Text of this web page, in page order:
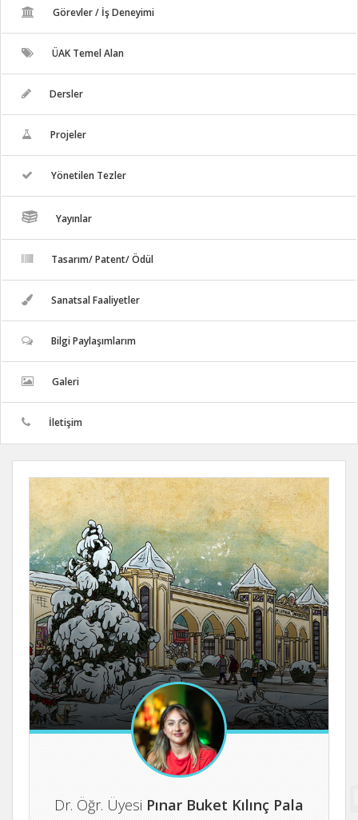
Görevler / İş Deneyimi
ÜAK Temel Alan
Dersler
Projeler
Yönetilen Tezler
Yayınlar
Tasarım/ Patent/ Ödül
Sanatsal Faaliyetler
Bilgi Paylaşımlarım
Galeri
İletişim
Dr. Öğr. Üyesi Pınar Buket Kılınç Pala